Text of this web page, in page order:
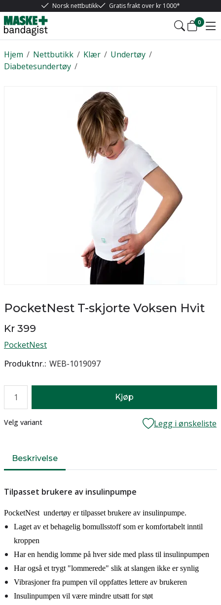
Norsk nettbutikk Gratis frakt over kr 1000*
0
/
Hjem /
Nettbutikk /
Klær /
Undertøy
/
Diabetesundertøy
PocketNest T-skjorte Voksen Hvit
Kr 399
PocketNest
Produktnr. WEB-1019097
Kjøp
Lager
Velg variant Legg i ønskeliste
Beskrivelse
Tilpasset brukere av insulinpumpe
PocketNest undertøy er tilpasset brukere av insulinpumpe.
Laget av et behagelig bomullsstoff som er komfortabelt inntil
kroppen
Har en hendig lomme på hver side med plass til insulinpumpen
Har også et trygt "lommerede" slik at slangen ikke er synlig
Vibrasjoner fra pumpen vil oppfattes lettere av brukeren
Insulinpumpen vil være mindre utsatt for støt